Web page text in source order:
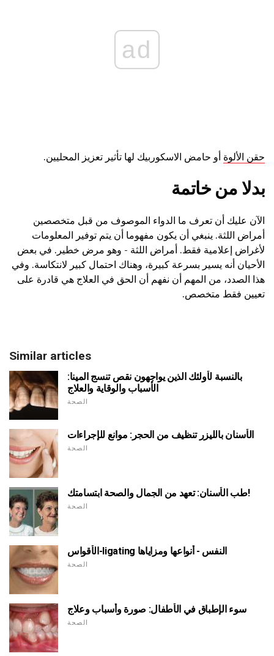
ad
حقن الألوة أو حامض الاسكوربيك لها تأثير تعزيز المحليين.
بدلا من خاتمة
الآن عليك أن تعرف ما الدواء الموصوف من قبل متخصصين
أمراض اللثة. ينبغي أن يكون مفهوما أن يتم توفير المعلومات
لأغراض إعلامية فقط. أمراض اللثة - وهو مرض خطير. في بعض
الأحيان أنه يسير بسرعة كبيرة، وهناك احتمال كبير لانتكاسة. وفي
هذا الصدد، من المهم أن نفهم أن الحق في العلاج هي قادرة على
تعيين فقط متخصص.
Similar articles
بالنسبة لأولئك الذين يواجهون نقص تنسج المينا:
الأسباب والوقاية والعلاج
الصحة
الأسنان بالليزر تنظيف من الحجر: موانع للإجراءات
الصحة
طب الأسنان: تعهد من الجمال والصحة ابتسامتك!
الصحة
الأقواس-ligating النفس - أنواعها ومزاياها
الصحة
سوء الإطباق في الأطفال: صورة وأسباب وعلاج
الصحة